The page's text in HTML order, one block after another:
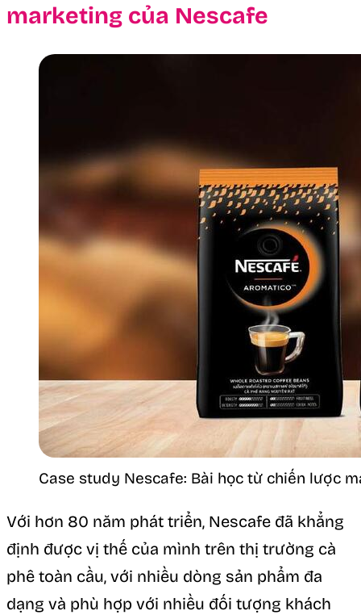
marketing của Nescafe
Case study Nescafe: Bài học từ chiến lược
Với hơn 80 năm phát triển, Nescafe đã khẳng
định được vị thế của mình trên thị trường cà
phê toàn cầu, với nhiều dòng sản phẩm đa
dạng và phù hợp với nhiều đối tượng khách